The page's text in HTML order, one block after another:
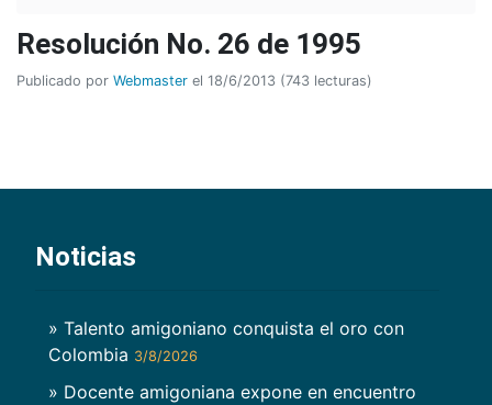
Resolución No. 26 de 1995
Publicado por Webmaster el 18/6/2013 (743 lecturas)
Noticias
» Talento amigoniano conquista el oro con
Colombia 3/8/2026
» Docente amigoniana expone en encuentro